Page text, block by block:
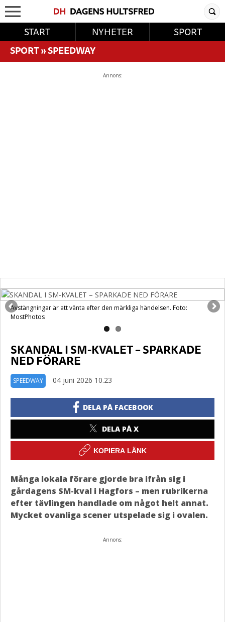
START NYHETER
SPORT
SPORT»SPEEDWAY
Annons:
Avstängningar är att vänta efter den märkliga händelsen. Foto:
MostPhotos
SKANDAL I SM-KVALET – SPARKADE
NED FÖRARE
SPEEDWAY 04 juni 2026 10.23
DELA PÅ FACEBOOK
DELA PÅ X
KOPIERA LÄNK
Många lokala förare gjorde bra ifrån sig i
gårdagens SM-kval i Hagfors – men rubrikerna
efter tävlingen handlade om något helt annat.
Mycket ovanliga scener utspelade sig i ovalen.
Annons: